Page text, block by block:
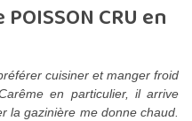
CRU en
cuisiner et manger froid
en particulier, il arrive
la gazinière me donne chaud.